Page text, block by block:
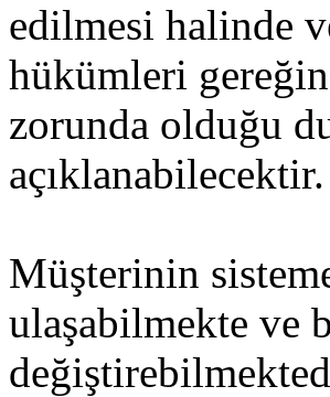
edilmesi halinde
hükümleri
zorunda olduğu
açıklanabilecektir.
Müşterinin
ulaşabilmekte ve